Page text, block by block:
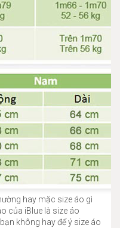
hay mặc size áo gì
của iBlue là size áo
không hay để ý size áo